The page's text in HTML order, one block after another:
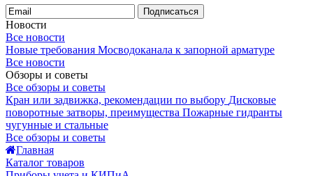
Подписаться
Новости
Все новости
Новые требования Мосводоканала к запорной арматуре
Все новости
Обзоры и советы
Все обзоры и советы
Кран или задвижка, рекомендации по выбору Дисковые
поворотные затворы, преимущества Пожарные гидранты
чугунные и стальные
Все обзоры и советы
Главная
Каталог товаров